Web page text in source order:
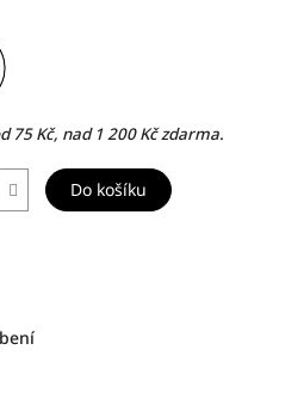
75 Kč, nad 1 200 Kč zdarma.
Do košíku